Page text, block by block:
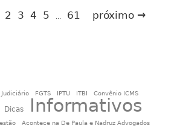
2 3 4 5 61 próximo →
Judiciário FGTS IPTU ITBI Convênio ICMS
Dicas Informativos
Acontece na De Paula e Nadruz Advogados